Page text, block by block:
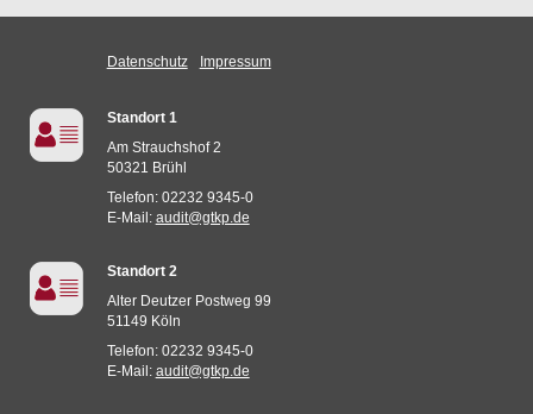
Datenschutz Impressum
Standort 1
Am Strauchshof 2
50321 Brühl
Telefon: 02232 9345-0
E-Mail: audit@gtkp.de
Standort 2
Alter Deutzer Postweg 99
51149 Köln
Telefon: 02232 9345-0
E-Mail: audit@gtkp.de